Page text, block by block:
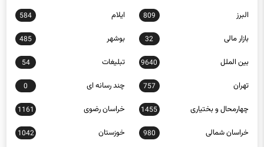
البرز 809 ایلام 584
بازار مالی 32 بوشهر 485
بین الملل 9640 تبلیغات 54
تهران 757 چند رسانه ای 0
چهارمحال و بختیاری 1455 خراسان رضوی 1161
خراسان شمالی 980 خوزستان 1042